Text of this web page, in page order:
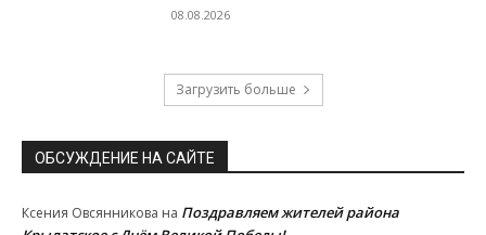
08.08.2026
Загрузить больше
ОБСУЖДЕНИЕ НА САЙТЕ
Ксения Овсянникова на Поздравляем жителей района